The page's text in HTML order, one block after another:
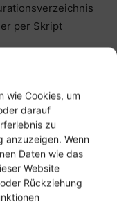
wie Cookies, um
darauf
zu
anzuzeigen. Wenn
Daten wie das
Website
Rückziehung
per Skript